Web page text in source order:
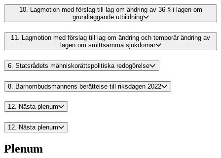
10. Lagmotion med förslag till lag om ändring av 36 § i lagen om
grundläggande utbildning
11. Lagmotion med förslag till lag om ändring och temporär ändring av
lagen om smittsamma sjukdomar
6. Statsrådets människorättspolitiska redogörelse
8. Barnombudsmannens berättelse till riksdagen 2022
12. Nästa plenum
12. Nästa plenum
Plenum